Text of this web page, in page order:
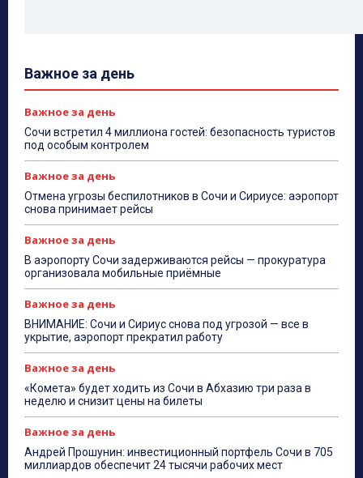
Важное за день
Важное за день
Сочи встретил 4 миллиона гостей: безопасность туристов
под особым контролем
Важное за день
Отмена угрозы беспилотников в Сочи и Сириусе: аэропорт
снова принимает рейсы
Важное за день
В аэропорту Сочи задерживаются рейсы — прокуратура
организовала мобильные приёмные
Важное за день
ВНИМАНИЕ: Сочи и Сириус снова под угрозой — все в
укрытие, аэропорт прекратил работу
Важное за день
«Комета» будет ходить из Сочи в Абхазию три раза в
неделю и снизит цены на билеты
Важное за день
Андрей Прошунин: инвестиционный портфель Сочи в 705
миллиардов обеспечит 24 тысячи рабочих мест